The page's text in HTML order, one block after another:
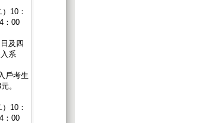
10：
：00
及四
系
戶考生
。
10：
：00